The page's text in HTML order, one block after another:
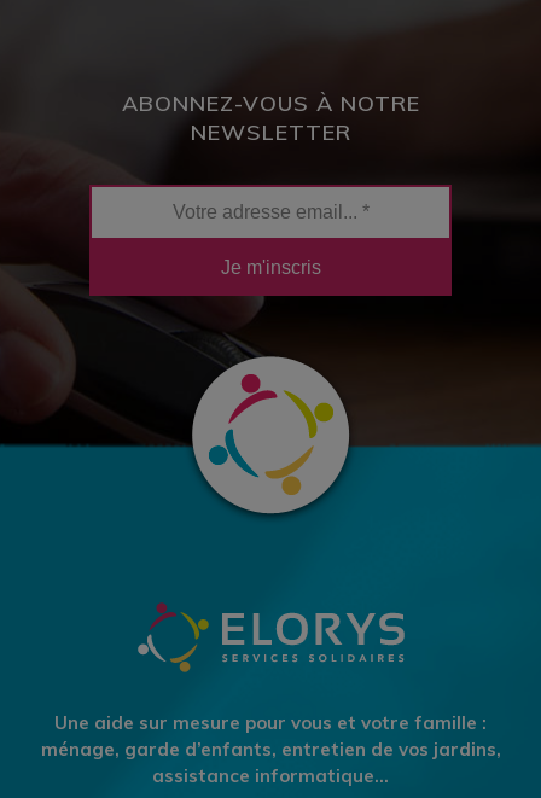
ABONNEZ-VOUS À NOTRE
NEWSLETTER
Une aide sur mesure pour vous et votre famille :
ménage, garde d’enfants, entretien de vos jardins,
assistance informatique…